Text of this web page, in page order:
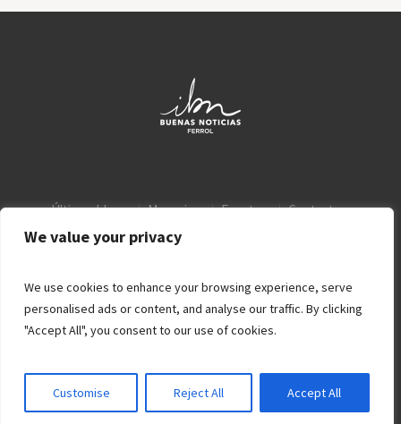
We value your privacy
We use cookies to enhance your browsing experience, serve
personalised ads or content, and analyse our traffic. By clicking
"Accept All", you consent to our use of cookies.
Customise Reject All Accept All
Últimos blogs Mensajes Eventos
Contacto
Aviso Legal
© 2026 Iglesia Buenas Noticias Ferrol